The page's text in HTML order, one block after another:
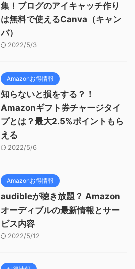
集！ブログのアイキャッチ作り
は無料で使えるCanva（キャン
バ）
2022/5/3
Amazonお得情報
知らないと損をする？！
Amazonギフト券チャージタイ
プとは？最大2.5%ポイントもら
える
2022/5/6
Amazonお得情報
audibleが聴き放題？ Amazon
オーディブルの最新情報とサー
ビス内容
2022/5/12